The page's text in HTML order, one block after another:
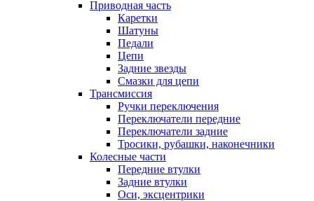
Приводная часть
Каретки
Шатуны
Педали
Цепи
Задние звезды
Смазки для цепи
Трансмиссия
Ручки переключения
Переключатели передние
Переключатели задние
Тросики, рубашки, наконечники
Колесные части
Передние втулки
Задние втулки
Оси, эксцентрики